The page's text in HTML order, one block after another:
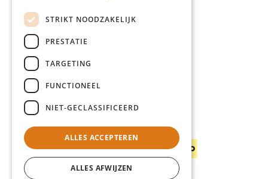
Klantenservice
Betaalwijzen
STRIKT NOODZAKELIJK
PRESTATIE
TARGETING
FUNCTIONEEL
NIET-GECLASSIFICEERD
ALLES ACCEPTEREN
ALLES AFWIJZEN